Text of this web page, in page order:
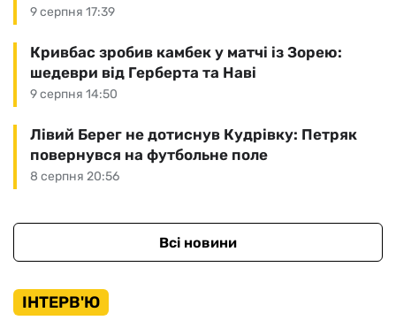
9 серпня 17:39
9 серпня 14:50
Кривбас зробив камбек у матчі із Зорею:
шедеври від Герберта та Наві
8 серпня 20:56
Лівий Берег не дотиснув Кудрівку: Петряк
повернувся на футбольне поле
Всі новини
ІНТЕРВ'Ю